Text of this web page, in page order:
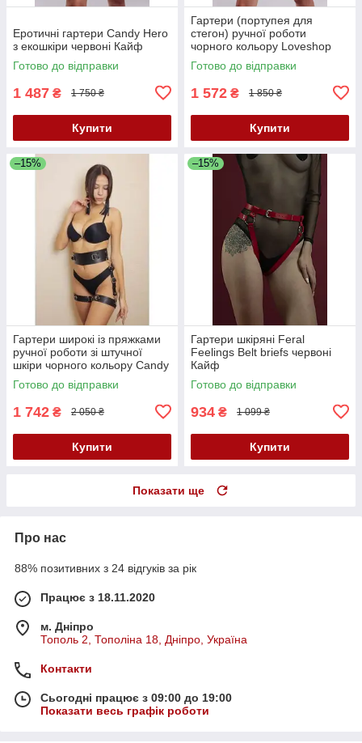
Еротичні гартери Candy Hero
з екошкіри червоні Кайф
Готово до відправки
1 487 ₴ 1 750 ₴
Купити
Гартери (портупея для
стегон) ручної роботи
чорного кольору Loveshop
модель G 7 1 Кайф
Готово до відправки
1 572 ₴ 1 850 ₴
Купити
–15%
Гартери широкі із пряжками
ручної роботи зі штучної
шкіри чорного кольору Candy
Hero G4 1 розмір One Size
Кайф
Готово до відправки
1 742 ₴ 2 050 ₴
Купити
–15%
Гартери шкіряні Feral
Feelings Belt briefs червоні
Кайф
Готово до відправки
934 ₴ 1 099 ₴
Купити
Показати ще
Про нас
88% позитивних з 24 відгуків за рік
Працює з 18.11.2020
м. Дніпро
Тополь 2, Тополіна 18, Дніпро, Україна
Контакти
Сьогодні працює з 09:00 до 19:00
Показати весь графік роботи